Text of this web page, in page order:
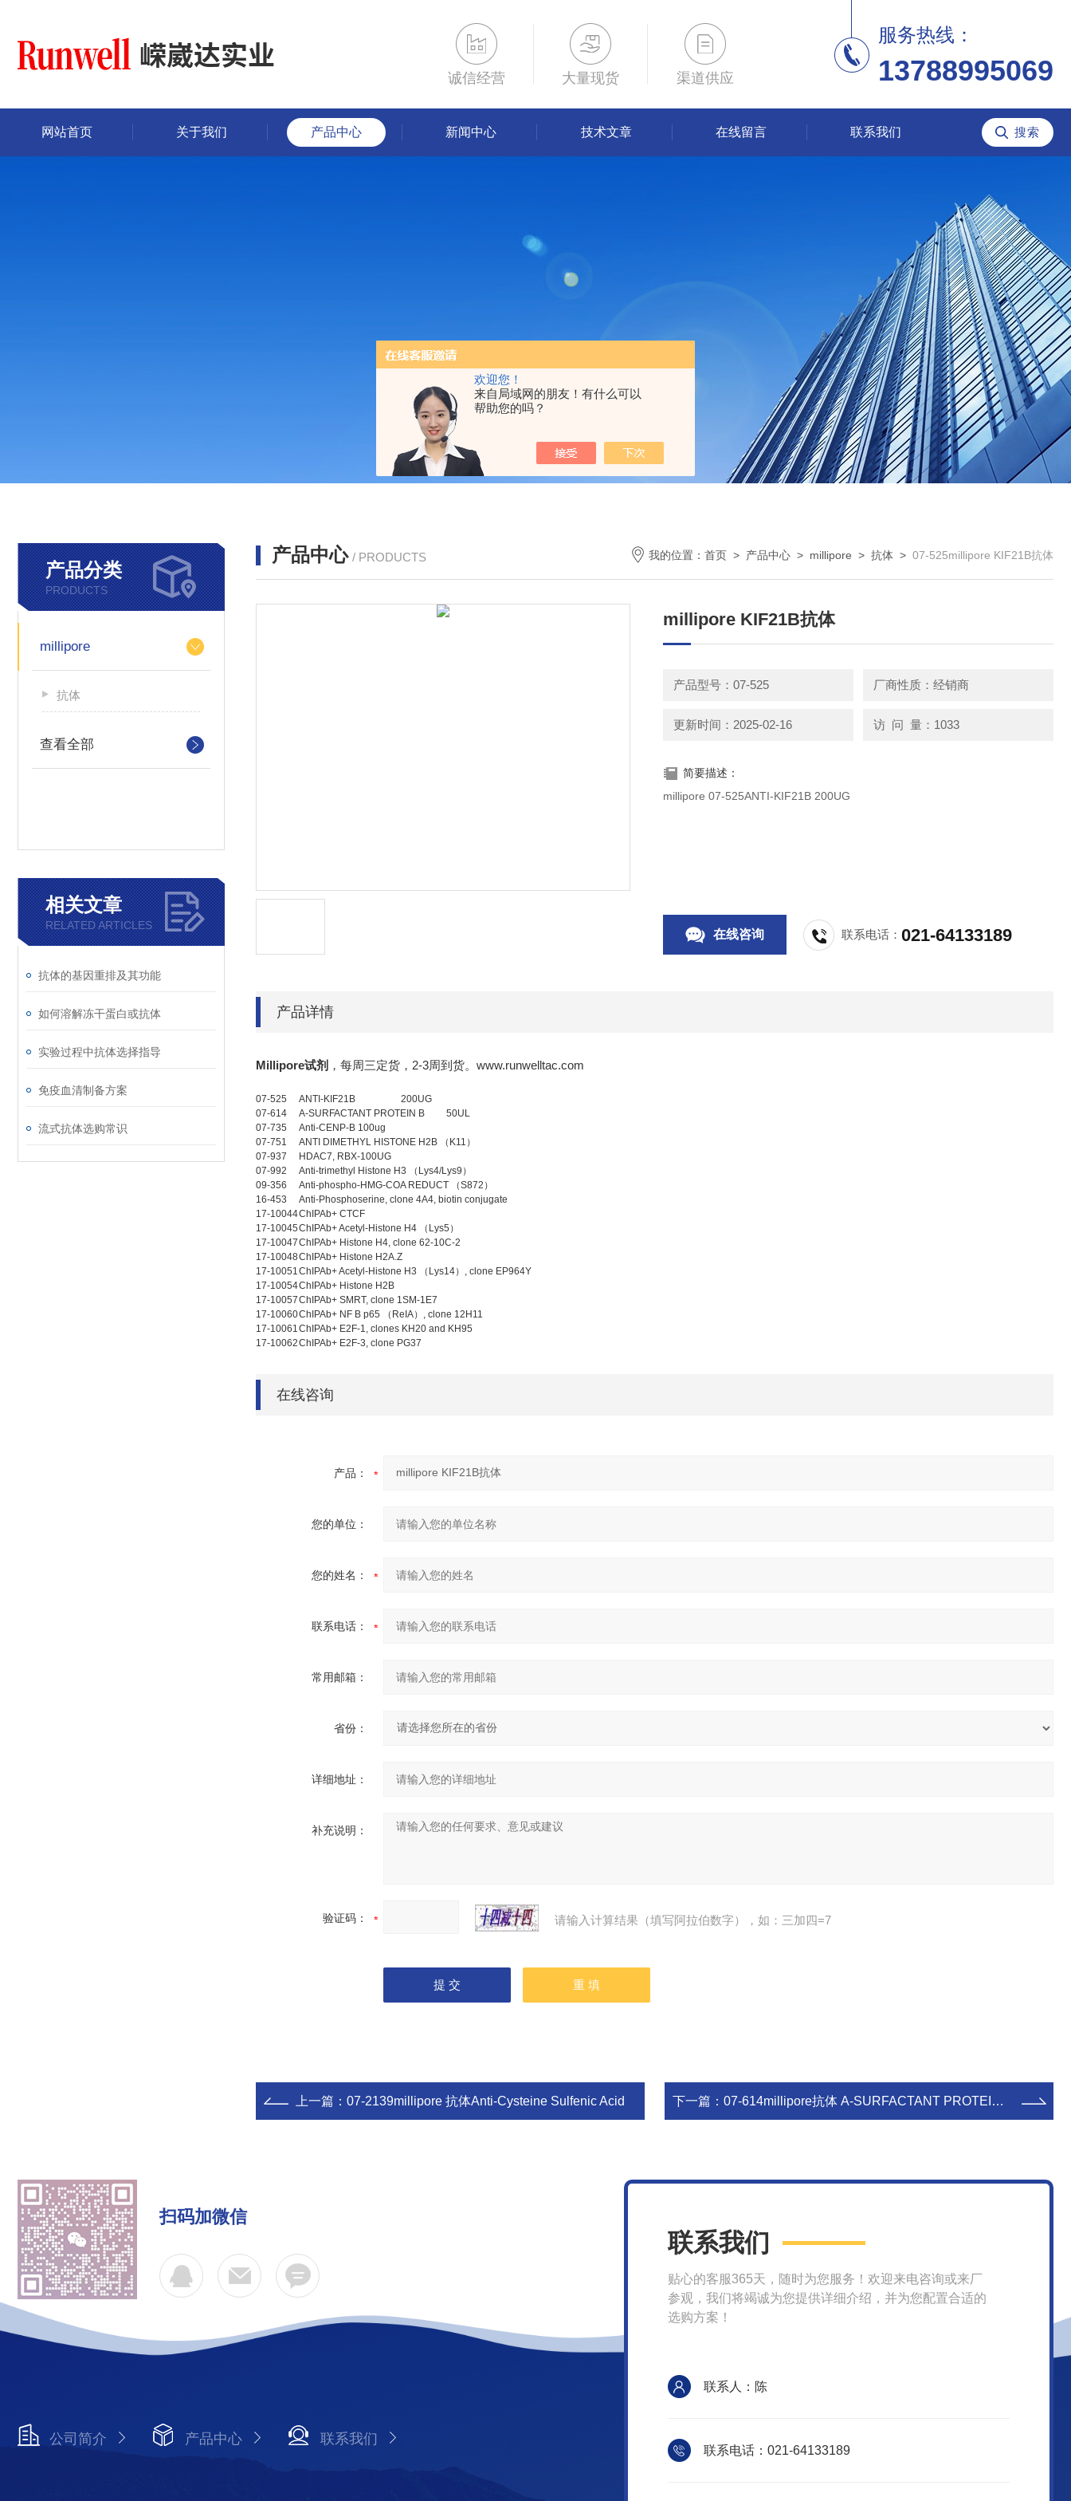
欢迎您！
来自局域网的朋友！有什么可以
帮助您的吗？
诚信经营 大量现货 渠道供应
服务热线：
13788995069
网站首页 关于我们 产品中心 新闻中心 技术文章 在线留言 联系我们
产品分类
PRODUCTS
millipore
抗体
查看全部
相关文章
RELATED ARTICLES
抗体的基因重排及其功能
如何溶解冻干蛋白或抗体
实验过程中抗体选择指导
免疫血清制备方案
流式抗体选购常识
产品中心 / PRODUCTS 我的位置： 首页 > 产品中心 > millipore > 抗体 > 07-525millipore KIF21B抗体
millipore KIF21B抗体
产品型号：07-525 厂商性质：经销商
更新时间：2025-02-16 访 问 量：1033
简要描述：
millipore 07-525ANTI-KIF21B 200UG
在线咨询 联系电话：021-64133189
产品详情
Millipore试剂 ，每周三定货，2-3周到货。www.runwelltac.com
07-525
ANTI-KIF21B 200UG
07-614
A-SURFACTANT PROTEIN B 50UL
07-735
Anti-CENP-B 100ug
07-751
ANTI DIMETHYL HISTONE H2B （K11）
07-937
HDAC7, RBX-100UG
07-992
Anti-trimethyl Histone H3 （Lys4/Lys9）
09-356
Anti-phospho-HMG-COA REDUCT （S872）
16-453
Anti-Phosphoserine, clone 4A4, biotin conjugate
17-10044ChIPAb+ CTCF
17-10045ChIPAb+ Acetyl-Histone H4 （Lys5）
17-10047ChIPAb+ Histone H4, clone 62-10C-2
17-10048ChIPAb+ Histone H2A.Z
17-10051ChIPAb+ Acetyl-Histone H3 （Lys14）, clone EP964Y
17-10054ChIPAb+ Histone H2B
17-10057ChIPAb+ SMRT, clone 1SM-1E7
17-10060ChIPAb+ NF B p65 （ReIA）, clone 12H11
17-10061ChIPAb+ E2F-1, clones KH20 and KH95
17-10062ChIPAb+ E2F-3, clone PG37
在线咨询
产品：
您的单位：
您的姓名：
联系电话：
常用邮箱：
省份：
详细地址：
补充说明：
验证码： 请输入计算结果（填写阿拉伯数字），如：三加四=7
上一篇： 07-2139millipore 抗体Anti-Cysteine Sulfenic Acid 下一篇： 07-614millipore抗体 A-SURFACTANT PROTEIN B 50UL
扫码加微信
公司简介 产品中心 联系我们
联系我们
贴心的客服365天，随时为您服务！欢迎来电咨询或来厂
参观，我们将竭诚为您提供详细介绍，并为您配置合适的
选购方案！
联系人：陈
联系电话：021-64133189